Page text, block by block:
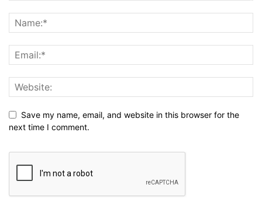
Save my name, email, and website in this browser for the
next time I comment.